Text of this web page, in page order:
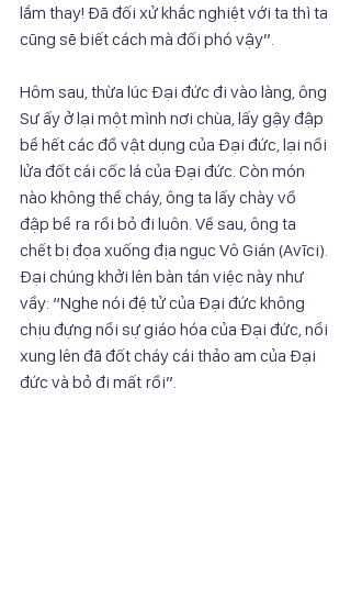
lắm thay! Đã đối xử khắc nghiệt với ta thì ta
cũng sẽ biết cách mà đối phó vậy”.
Hôm sau, thừa lúc Đại đức đi vào làng, ông
Sư ấy ở lại một mình nơi chùa, lấy gậy đập
bể hết các đồ vật dụng của Đại đức, lại nổi
lửa đốt cái cốc lá của Đại đức. Còn món
nào không thể cháy, ông ta lấy chày vồ
đập bể ra rồi bỏ đi luôn. Về sau, ông ta
chết bị đọa xuống địa ngục Vô Gián (Avīci).
Đại chúng khởi lên bàn tán việc này như
vầy: “Nghe nói đệ tử của Đại đức không
chịu đựng nổi sự giáo hóa của Đại đức, nổi
xung lên đã đốt cháy cái thảo am của Đại
đức và bỏ đi mất rồi”.